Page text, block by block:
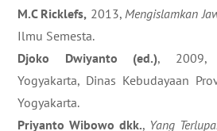
M.C Ricklefs, 2013,Mengislamkan
Ilmu Semesta.
Djoko Dwiyanto (ed.), 2009,
Yogyakarta, Dinas Kebudayaan
Yogyakarta.
Priyanto Wibowo dkk., Yang